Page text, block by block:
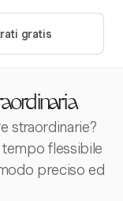
gratis
straordinarie?
flessibile
preciso ed